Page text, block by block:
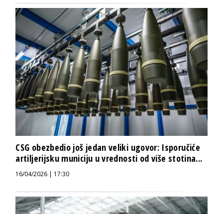
CSG obezbedio još jedan veliki ugovor: Isporučiće
artiljerijsku municiju u vrednosti od više stotina...
16/04/2026 | 17:30